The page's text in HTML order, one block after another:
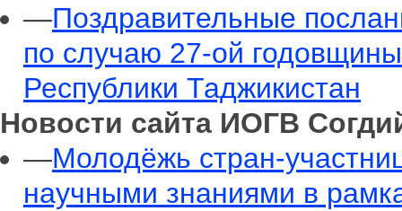
—Поздравительные
по случаю 27-ой
Республики Таджикистан
Новости сайта ИОГВ
—Молодёжь стран-
научными знаниями в